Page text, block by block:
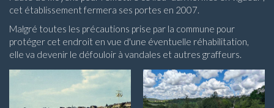
cet établissement fermera ses portes en 2007.
Malgré toutes les précautions prise par la commune pour
protéger cet endroit en vue d'une éventuelle réhabilitation,
elle va devenir le défouloir à vandales et autres graffeurs.